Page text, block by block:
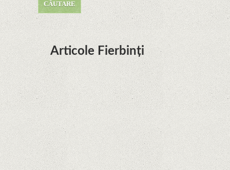
Articole Fierbinți
Dota Anime venind la Netflix în această lună de
la Legenda Korra Studio Mir
Curtea Supremă reglementează în favoarea
Google în Oracle Java Fight